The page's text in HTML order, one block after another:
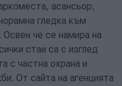
асансьор,
гледка към
Освен че се намира на
стаи са с изглед
с частна охрана и
От сайта на агенцията